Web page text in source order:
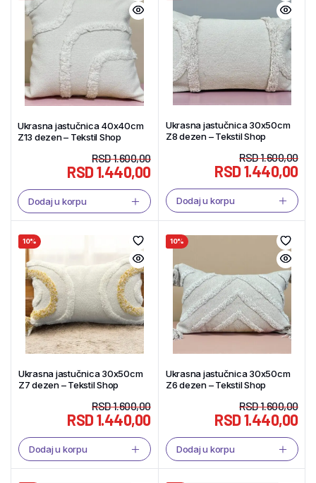
Ukrasna jastučnica 40x40cm
Z13 dezen – Tekstil Shop
RSD1.600,00
RSD1.440,00
Dodaj u korpu
Ukrasna jastučnica 30x50cm
Z8 dezen – Tekstil Shop
RSD1.600,00
RSD1.440,00
Dodaj u korpu
10%
Ukrasna jastučnica 30x50cm
Z7 dezen – Tekstil Shop
RSD1.600,00
RSD1.440,00
Dodaj u korpu
10%
Ukrasna jastučnica 30x50cm
Z6 dezen – Tekstil Shop
RSD1.600,00
RSD1.440,00
Dodaj u korpu